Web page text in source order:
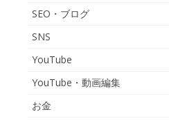
SEO・ブログ
SNS
YouTube
YouTube・動画編集
お金